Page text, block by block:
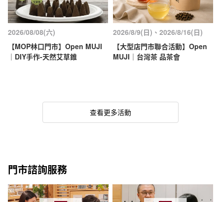
2026/08/08(六)
【MOP林口門市】Open MUJI
｜DIY手作-天然艾草錐
2026/8/9(日)、2026/8/16(日)
【大型店門市聯合活動】Open
MUJI｜台灣茶 品茶會
查看更多活動
門市諮詢服務